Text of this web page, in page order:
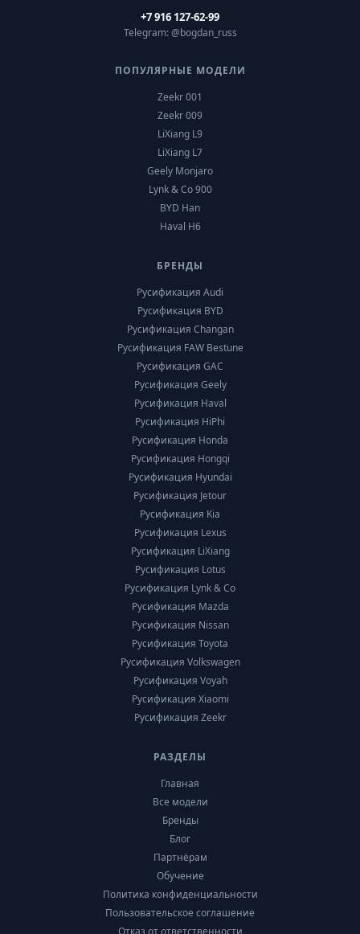
+7 916 127-62-99
Telegram: @bogdan_russ
ПОПУЛЯРНЫЕ МОДЕЛИ
Zeekr 001
Zeekr 009
LiXiang L9
LiXiang L7
Geely Monjaro
Lynk & Co 900
BYD Han
Haval H6
БРЕНДЫ
Русификация Audi
Русификация BYD
Русификация Changan
Русификация FAW Bestune
Русификация GAC
Русификация Geely
Русификация Haval
Русификация HiPhi
Русификация Honda
Русификация Hongqi
Русификация Hyundai
Русификация Jetour
Русификация Kia
Русификация Lexus
Русификация LiXiang
Русификация Lotus
Русификация Lynk & Co
Русификация Mazda
Русификация Nissan
Русификация Toyota
Русификация Volkswagen
Русификация Voyah
Русификация Xiaomi
Русификация Zeekr
РАЗДЕЛЫ
Главная
Все модели
Бренды
Блог
Партнёрам
Обучение
Политика конфиденциальности
Пользовательское соглашение